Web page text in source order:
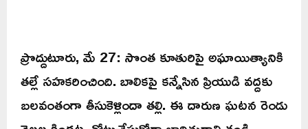
ప్రొద్దుటూరు, మే 27: సొంత కూతురిపై అఘాయిత్యానికి
తల్లే సహకరించింది. బాలికపై కన్నేసిన ప్రియుడి వద్దకు
బలవంతంగా తీసుకెళ్లిందా తల్లి. ఈ దారుణ ఘటన రెండు